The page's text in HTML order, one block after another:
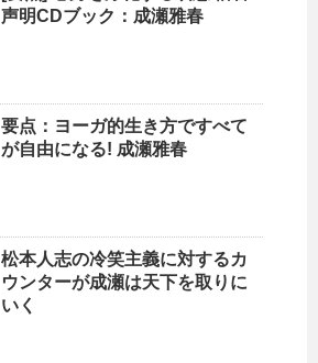
声明CDブック：成瀬雅春
要点：ヨーガ的生き方ですべて
が自由になる! 成瀬雅春
松本人志の冷笑主義に対するカ
ウンターが成瀬は天下を取りに
いく